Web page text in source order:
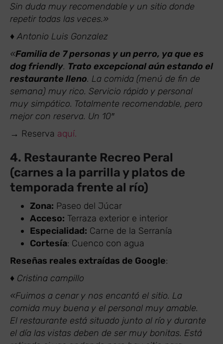
Sin duda muy recomendable y un sitio donde
repetir todas las veces.»
♦ Antonio Luis Gonzalez
«Familia de 7 personas y un perro, ya que es
dog friendly. Trato excepcional aún estando el
restaurante lleno. La comida (menú de fin de
semana) muy rico. Servicio rápido y personal
muy simpático. Totalmente recomendable, pero
mejor con reserva. Un 10″
→ Reserva aquí.
4. Restaurante Recreo Peral
(carnes a la parrilla y platos de
temporada frente al río)
Zona: Paseo del Júcar
Acceso: Terraza exterior e interior
Especialidad: Carne de la Serranía
Cortesía: Cuenco con agua
Reseñas reales extraídas de Google:
♦ Cristina campillo
«Fuimos a cenar y nos encantó el sitio. La
comida muy buena y el personal muy amable.
El restaurante está situado junto al río y durante
el día las vistas deben de ser muy bonitas. Está